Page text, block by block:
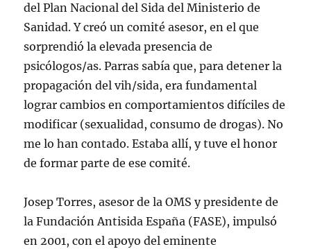
del Plan Nacional del Sida del Ministerio de
Sanidad. Y creó un comité asesor, en el que
sorprendió la elevada presencia de
psicólogos/as. Parras sabía que, para detener la
propagación del vih/sida, era fundamental
lograr cambios en comportamientos difíciles de
modificar (sexualidad, consumo de drogas). No
me lo han contado. Estaba allí, y tuve el honor
de formar parte de ese comité.
Josep Torres, asesor de la OMS y presidente de
la Fundación Antisida España (FASE), impulsó
en 2001, con el apoyo del eminente